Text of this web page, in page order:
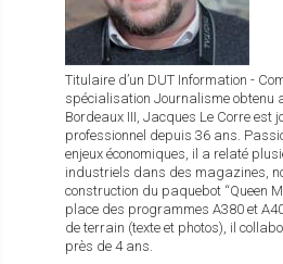
Titulaire d’un DUT Information -
spécialisation Journalisme obtenu
Bordeaux III, Jacques Le Corre est
professionnel depuis 36 ans.
enjeux économiques, il a relaté
industriels dans des magazines,
construction du paquebot “Queen
place des programmes A380 et
de terrain (texte et photos), il
près de 4 ans.